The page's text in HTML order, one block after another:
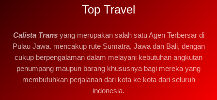
Top Travel
Calista Transyang merupakan salah satu Agen Terbersar di
Pulau Jawa. mencakup rute Sumatra, Jawa dan Bali, dengan
cukup berpengalaman dalam melayani kebutuhan angkutan
penumpang maupun barang khususnya bagi mereka yang
membutuhkan perjalanan dari kota ke kota dari seluruh
indonesia.